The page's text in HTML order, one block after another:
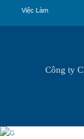
Việc Làm
Công ty